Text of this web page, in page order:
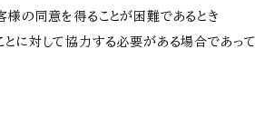
の同意を得ることが困難であるとき
に対して協力する必要がある場合であっ